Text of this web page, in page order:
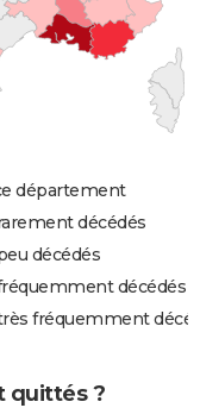
département
décédés
décédés
décédés
fréquemment
quittés ?